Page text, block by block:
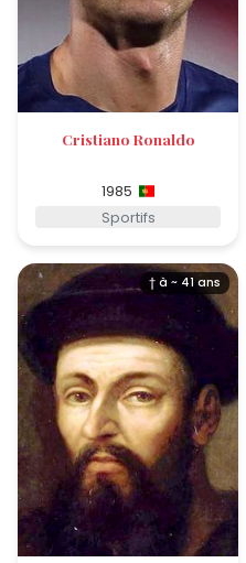
Cristiano Ronaldo
1985
Sportifs
† à ~ 41 ans